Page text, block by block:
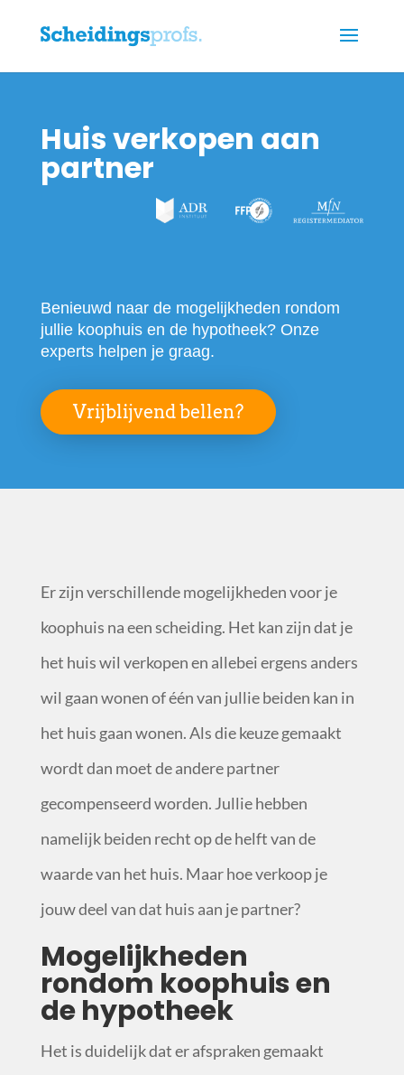
Huis verkopen aan
partner
Benieuwd naar de mogelijkheden rondom
jullie koophuis en de hypotheek? Onze
experts helpen je graag.
Vrijblijvend bellen?
Er zijn verschillende mogelijkheden voor je
koophuis na een scheiding. Het kan zijn dat je
het huis wil verkopen en allebei ergens anders
wil gaan wonen of één van jullie beiden kan in
het huis gaan wonen. Als die keuze gemaakt
wordt dan moet de andere partner
gecompenseerd worden. Jullie hebben
namelijk beiden recht op de helft van de
waarde van het huis. Maar hoe verkoop je
jouw deel van dat huis aan je partner?
Mogelijkheden
rondom koophuis en
de hypotheek
Het is duidelijk dat er afspraken gemaakt